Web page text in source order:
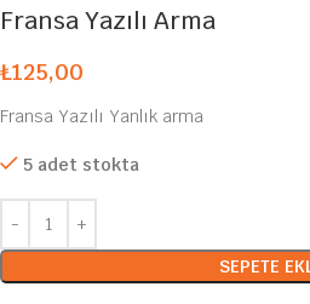
Fransa Yazılı Arma
₺125,00
Fransa Yazılı Yanlık arma
5 adet stokta
SEPETE